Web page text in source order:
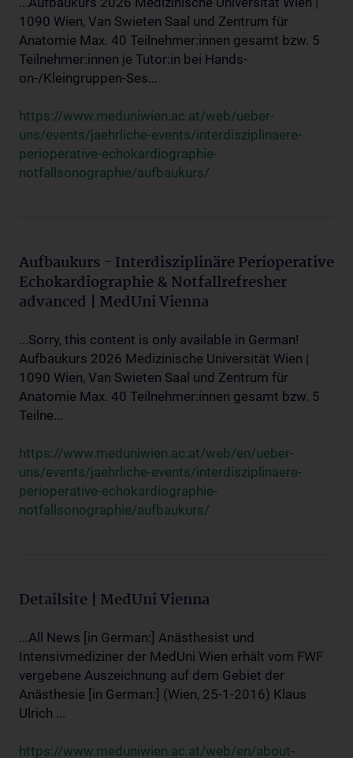
1090 Wien, Van Swieten Saal und Zentrum für
Anatomie Max. 40 Teilnehmer:innen gesamt bzw. 5
Teilnehmer:innen je Tutor:in bei Hands-
on-/Kleingruppen-Ses...
https://www.meduniwien.ac.at/web/ueber-
uns/events/jaehrliche-events/interdisziplinaere-
perioperative-echokardiographie-
notfallsonographie/aufbaukurs/
Aufbaukurs - Interdisziplinäre Perioperative
Echokardiographie & Notfallrefresher
advanced | MedUni Vienna
...Sorry, this content is only available in German!
Aufbaukurs 2026 Medizinische Universität Wien |
1090 Wien, Van Swieten Saal und Zentrum für
Anatomie Max. 40 Teilnehmer:innen gesamt bzw. 5
Teilne...
https://www.meduniwien.ac.at/web/en/ueber-
uns/events/jaehrliche-events/interdisziplinaere-
perioperative-echokardiographie-
notfallsonographie/aufbaukurs/
Detailsite | MedUni Vienna
...All News [in German:] Anästhesist und
Intensivmediziner der MedUni Wien erhält vom FWF
vergebene Auszeichnung auf dem Gebiet der
Anästhesie [in German:] (Wien, 25-1-2016) Klaus
Ulrich ...
https://www.meduniwien.ac.at/web/en/about-